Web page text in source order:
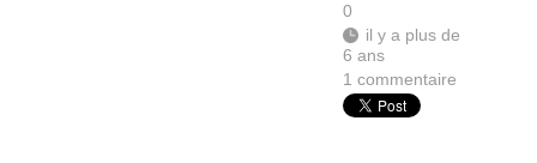
0
il y a plus de
6 ans
1commentaire